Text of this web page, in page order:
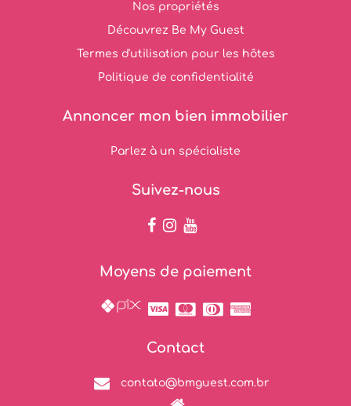
Nos propriétés
Découvrez Be My Guest
Termes d'utilisation pour les hôtes
Politique de confidentialité
Annoncer mon bien immobilier
Parlez à un spécialiste
Suivez-nous
Moyens de paiement
Contact
contato@bmguest.com.br